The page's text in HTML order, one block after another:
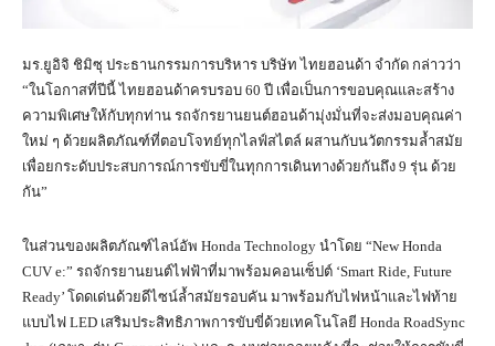
มร.ยูอิจิ ชิมิซุ ประธานกรรมการบริหาร บริษัท ไทยฮอนด้า จำกัด กล่าวว่า
“ในโอกาสที่ปีนี้ ไทยฮอนด้าครบรอบ 60 ปี เพื่อเป็นการขอบคุณและสร้าง
ความพิเศษให้กับทุกท่าน รถจักรยานยนต์ฮอนด้ามุ่งมั่นที่จะส่งมอบคุณค่า
ใหม่ ๆ ด้วยผลิตภัณฑ์ที่ตอบโจทย์ทุกไลฟ์สไตล์ ผสานกับนวัตกรรมล้ำสมัย
เพื่อยกระดับประสบการณ์การขับขี่ในทุกการเดินทางด้วยกันถึง 9 รุ่น ด้วย
กัน”
ในส่วนของผลิตภัณฑ์ไลน์อัพ Honda Technology นำโดย “New Honda
CUV e:” รถจักรยานยนต์ไฟฟ้าที่มาพร้อมคอนเซ็ปต์ ‘Smart Ride, Future
Ready’ โดดเด่นด้วยดีไซน์ล้ำสมัยรอบคัน มาพร้อมกับไฟหน้าและไฟท้าย
แบบไฟ LED เสริมประสิทธิภาพการขับขี่ด้วยเทคโนโลยี Honda RoadSync